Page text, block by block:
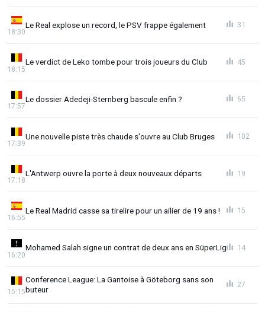
Le Real explose un record, le PSV frappe également
18:30
31
Le verdict de Leko tombe pour trois joueurs du Club
18:15
45
Le dossier Adedeji-Sternberg bascule enfin ?
17:57
65
Une nouvelle piste très chaude s'ouvre au Club Bruges
17:39
102
L'Antwerp ouvre la porte à deux nouveaux départs
17:18
19
Le Real Madrid casse sa tirelire pour un ailier de 19 ans !
16:55
15
Mohamed Salah signe un contrat de deux ans en SüperLig
16:20
14
Conference League: La Gantoise à Göteborg sans son
buteur
15:15
27